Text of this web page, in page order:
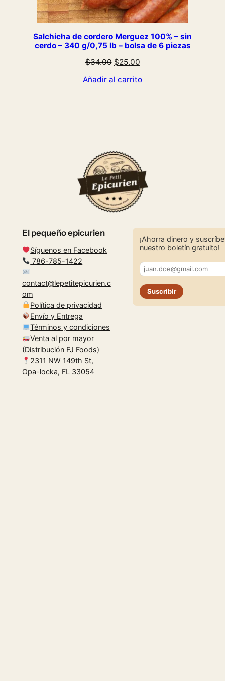
Salchicha de cordero Merguez 100% – sin
cerdo – 340 g/0,75 lb – bolsa de 6 piezas
$34.00 El
original
$25.00El
actual
Añadir al carrito
El pequeño epicurien
Síguenos en Facebook
786-785-1422
contact@lepetitepicurien.c
om
Política de privacidad
Envío y Entrega
Términos y condiciones
Venta al por mayor
(Distribución FJ Foods)
2311 NW 149th St,
Opa-locka, FL 33054
¡Ahorra dinero y
nuestro boletín gratuito!
Suscribir